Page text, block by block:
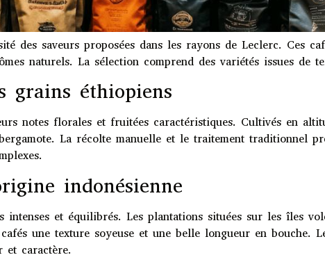
des saveurs proposées dans les rayons de Leclerc. Ces
naturels. La sélection comprend des variétés issues de
grains éthiopiens
notes florales et fruitées caractéristiques. Cultivés en
La récolte manuelle et le traitement traditionnel
indonésienne
intenses et équilibrés. Les plantations situées sur les îles
une texture soyeuse et une belle longueur en bouche.
et caractère.